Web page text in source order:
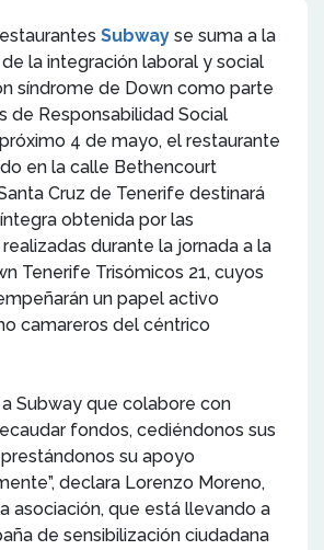
Subway se suma a la
la integración laboral y social
síndrome de Down como parte
de Responsabilidad Social
4 de mayo, el restaurante
en la calle Bethencourt
Cruz de Tenerife destinará
obtenida por las
durante la jornada a la
Tenerife Trisómicos 21, cuyos
un papel activo
camareros del céntrico
Subway que colabore con
fondos, cediéndonos sus
su apoyo
declara Lorenzo Moreno,
asociación, que está llevando a
de sensibilización ciudadana